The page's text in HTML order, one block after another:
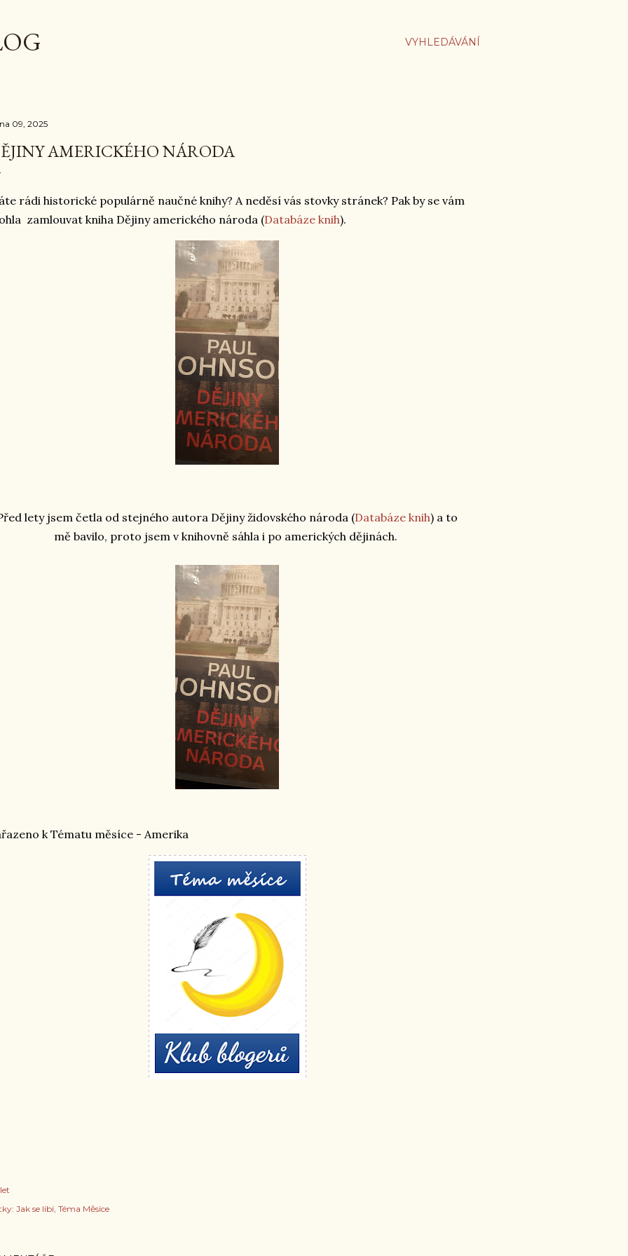
VYHLEDÁVÁNÍ
09, 2025
AMERICKÉHO NÁRODA
rádi historické populárně naučné knihy? A neděsí vás stovky stránek? Pak by se vám
zamlouvat kniha Dějiny amerického národa (Databáze knih).
lety jsem četla od stejného autora Dějiny židovského národa (Databáze knih) a to
mě bavilo, proto jsem v knihovně sáhla i po amerických dějinách.
k Tématu měsíce - Amerika
Jak se líbí Téma Měsíce